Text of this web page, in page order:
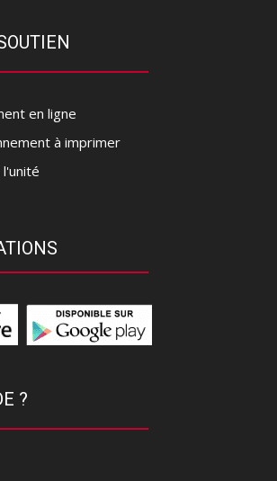
en ligne
à imprimer
l'unité
?